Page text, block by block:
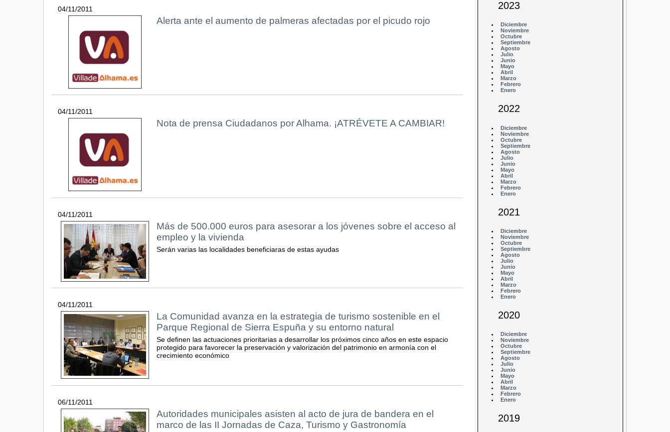
04/11/2011
Alerta ante el aumento de palmeras afectadas por el picudo rojo
04/11/2011
Nota de prensa Ciudadanos por Alhama. ¡ATRÉVETE A CAMBIAR!
04/11/2011
Más de 500.000 euros para asesorar a los jóvenes sobre el acceso al
empleo y la vivienda
Serán varias las localidades beneficiaras de estas ayudas
04/11/2011
La Comunidad avanza en la estrategia de turismo sostenible en el
Parque Regional de Sierra Espuña y su entorno natural
Se definen las actuaciones prioritarias a desarrollar los próximos cinco años en este espacio
protegido para favorecer la preservación y valorización del patrimonio en armonía con el
crecimiento económico
06/11/2011
Autoridades municipales asisten al acto de jura de bandera en el
marco de las II Jornadas de Caza, Turismo y Gastronomía
2023
Diciembre
Noviembre
Octubre
Septiembre
Agosto
Julio
Junio
Mayo
Abril
Marzo
Febrero
Enero
2022
Diciembre
Noviembre
Octubre
Septiembre
Agosto
Julio
Junio
Mayo
Abril
Marzo
Febrero
Enero
2021
Diciembre
Noviembre
Octubre
Septiembre
Agosto
Julio
Junio
Mayo
Abril
Marzo
Febrero
Enero
2020
Diciembre
Noviembre
Octubre
Septiembre
Agosto
Julio
Junio
Mayo
Abril
Marzo
Febrero
Enero
2019